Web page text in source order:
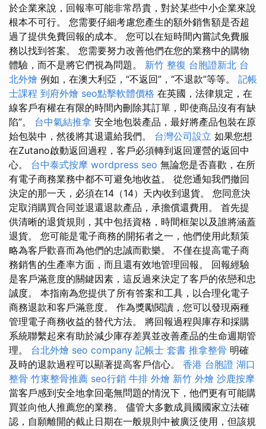
於企業來說，回報率可能非常昂貴，對於某些中小企業來說
根本不可行。 您需要仔細考慮您產生的額外銷售額是否超
過了提供免費回報的成本。 您可以在短時間內嘗試免費服
務以找到答案。 您需要努力改善他們在您的業務中的購物
體驗，而不是將它們視為問題。 新竹 整復 台胞證新北 台
北外燴 例如，在澳大利亞，“不返回”，“不退款”等等。 記帳
士課程 到府外燴 seo點擊軟體價格 在英國，法律規定，在
線客戶有權在有限的時間內刪除其訂單，即使商品沒有有缺
陷”。 台中氣結推拿 安全地包裝產品，最好將產品包裝在原
始包裝中，然後將其退還給我們。 台灣公司設立 如果您想
在Zutano啟動返回過程，客戶必須轉到返回運營的返回中
心。 台中泰式按摩 wordpress seo 無論您是否喜歡，在所
有電子商務業務中都不可避免地收益。 從您通知我們撤回
決定的那一天，必須在14（14）天內收到退貨。 您同意決
定取消購買合同並退還退款產品，承擔償還費用。 首先提
供清晰的退貨規則，其中包括資格，時間框架以及誰將涵蓋
退貨。 您可能是電子商務的開拓者之一，他們使用此類策
略為客戶歡喜而為他們的忠誠而歡樂。 不僅在提高電子商
務銷售的生產率方面，而且還有效地管理回報。 回報經驗
是客戶滿意度的關鍵因素，這反過來決定了客戶的依戀和忠
誠度。 本指南為您提供了所有答案和工具，以合理化電子
商務退款和客戶滿意度。 作為獎勵閱讀，您可以發現兩種
管理電子商務收益的替代方法。 將回報過程與庫存和採購
系統聯繫起來有助於減少庫存差異並改善產品的生命週期管
理。 台北外燴 seo company 記帳士 套書 推拿整骨 明確
及時的退款過程可以顯著提高客戶信心。 香港 台胞證 湖口
整骨 竹東整骨推薦 seo行銷 牛排 外燴 新竹 外燴 沙鹿按摩
當客戶感到安全地拿回毫無問題的情況下，他們更有可能購
買並向他人推薦您的業務。 儘管大多數成員國國家立法確
認，自願離開的截止日期在一般規則中被廣泛使用，但該規